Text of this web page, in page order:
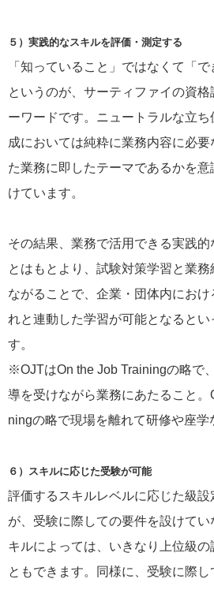
５）実践的なスキルを評価・測定する
「知っていること」ではなくて「
というのが、サーティファイの資
ーワードです。ニュートラルな立
成においては純粋に業務内容に必要
た業務に即したテーマであるかを
けています。
その結果、業務で活用できる実践的
とはもとより、試験対策学習と業
ながることで、企業・団体内にお
れと連動した学習が可能となるとい
す。
※OJTはOn the Job Trainingの略で
導を受けながら業務にあたること。
ningの略で現場を離れて研修や座学
６）スキルに応じた受験が可能
評価するスキルレベルに応じた級
が、受験に際しての要件を設けて
キルによっては、いきなり上位級の
ともできます。同様に、受験に際